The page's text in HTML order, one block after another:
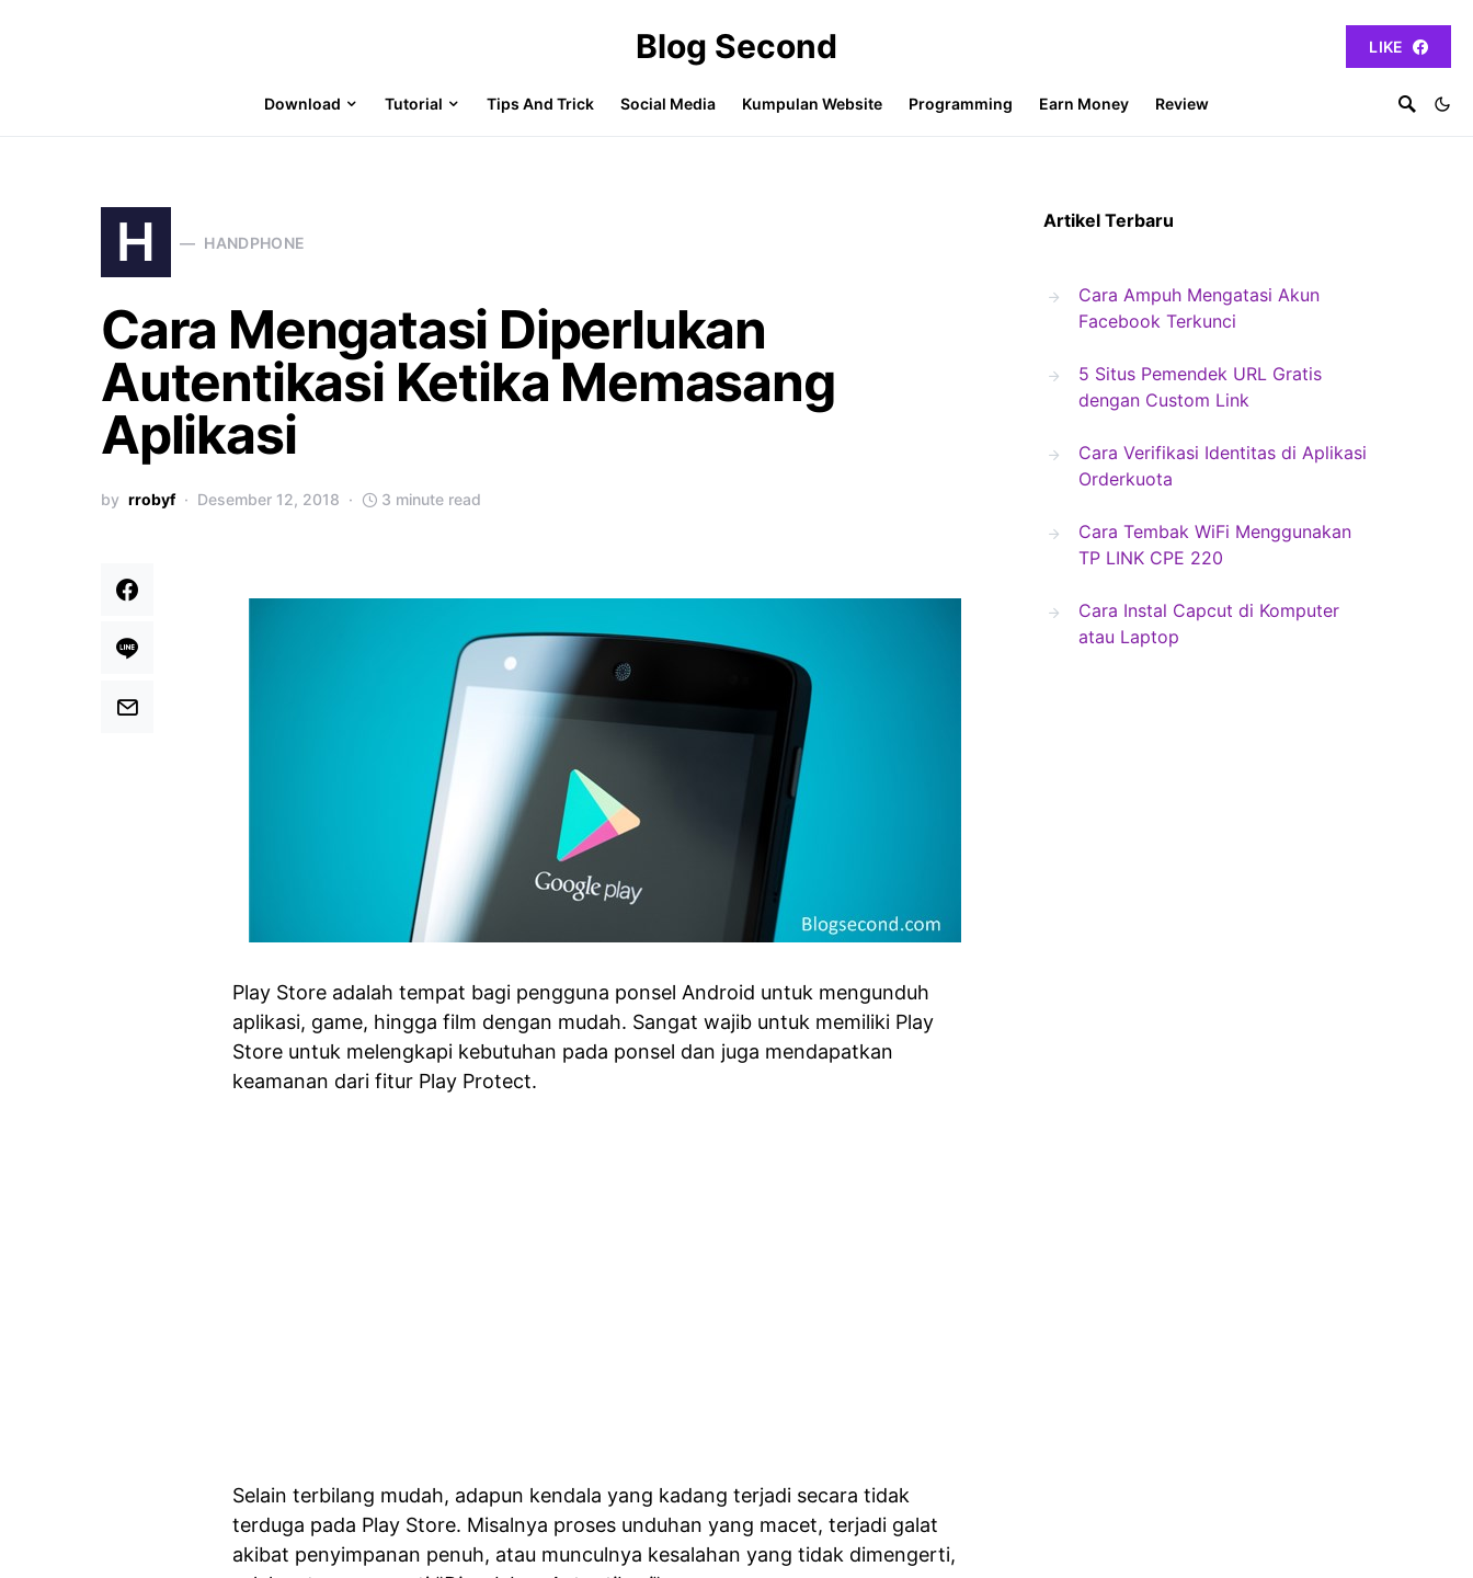
Blog Second LIKE
Download Tutorial Tips And Trick Social Media Kumpulan Website Programming Earn Money Review
H HANDPHONE
Cara Mengatasi Diperlukan
Autentikasi Ketika Memasang
Aplikasi
by rrobyf Desember 12, 2018 3 minute read
Play Store adalah tempat bagi pengguna ponsel Android untuk mengunduh
aplikasi, game, hingga film dengan mudah. Sangat wajib untuk memiliki Play
Store untuk melengkapi kebutuhan pada ponsel dan juga mendapatkan
keamanan dari fitur Play Protect.
Selain terbilang mudah, adapun kendala yang kadang terjadi secara tidak
terduga pada Play Store. Misalnya proses unduhan yang macet, terjadi galat
akibat penyimpanan penuh, atau munculnya kesalahan yang tidak dimengerti,
Artikel Terbaru
Cara Ampuh Mengatasi Akun
Facebook Terkunci
5 Situs Pemendek URL Gratis
dengan Custom Link
Cara Verifikasi Identitas di Aplikasi
Orderkuota
Cara Tembak WiFi Menggunakan
TP LINK CPE 220
Cara Instal Capcut di Komputer
atau Laptop